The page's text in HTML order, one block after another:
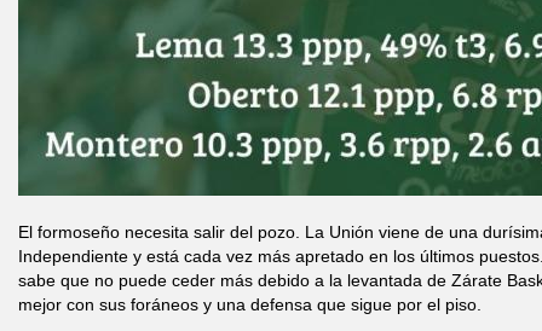
El formoseño necesita salir del pozo. La Unión viene de una
Independiente y está cada vez más apretado en los últimos
sabe que no puede ceder más debido a la levantada de Zárate
mejor con sus foráneos y una defensa que sigue por el piso.